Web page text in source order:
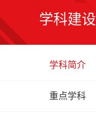
学科建设
学科简介
重点学科